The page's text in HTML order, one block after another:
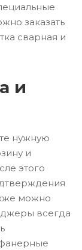
заказать
сварная и
и
нужную
и
этого
можно
всегда